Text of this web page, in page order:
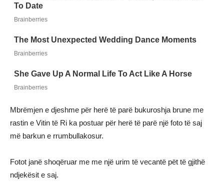
Mbrëmjen e djeshme për herë të parë bukuroshja brune me
rastin e Vitin të Ri ka postuar për herë të parë një foto të saj
më barkun e rrumbullakosur.
Fotot janë shoqëruar me me një urim të vecantë pët të gjithë
ndjekësit e saj.